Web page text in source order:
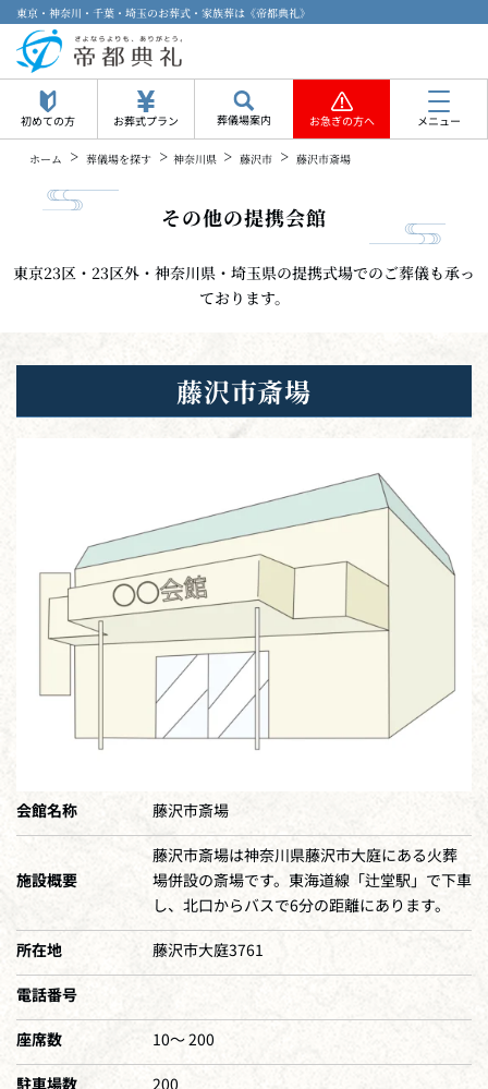
東京・神奈川・千葉・埼玉のお葬式・家族葬は《帝都典礼》
初めての方 お葬式プラン 葬儀場案内 お急ぎの方へ メニュー
ホーム > 葬儀場を探す > 神奈川県 > 藤沢市 > 藤沢市斎場
その他の提携会館
東京23区・23区外・神奈川県・埼玉県の提携式場でのご葬儀も承っ
ております。
藤沢市斎場
会館名称 藤沢市斎場
施設概要
藤沢市斎場は神奈川県藤沢市大庭にある火葬
場併設の斎場です。東海道線「辻堂駅」で下車
し、北口からバスで6分の距離にあります。
所在地 藤沢市大庭3761
電話番号
座席数 10～ 200
駐車場数 200